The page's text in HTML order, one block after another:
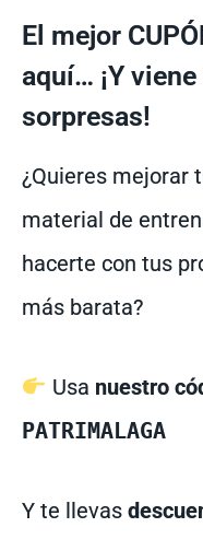
El mejor
aquí… ¡Y
sorpresas!
¿Quieres mejorar
material de
hacerte con tus
más barata?
Usa nuestro
PATRIMALAGA
Y te llevas